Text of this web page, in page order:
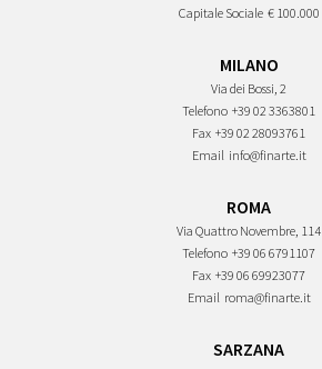
Capitale Sociale € 100.000
MILANO
Via dei Bossi, 2
Telefono +39 02 3363801
Fax +39 02 28093761
Email info@finarte.it
ROMA
Via Quattro Novembre, 114
Telefono +39 06 6791107
Fax +39 06 69923077
Email roma@finarte.it
SARZANA